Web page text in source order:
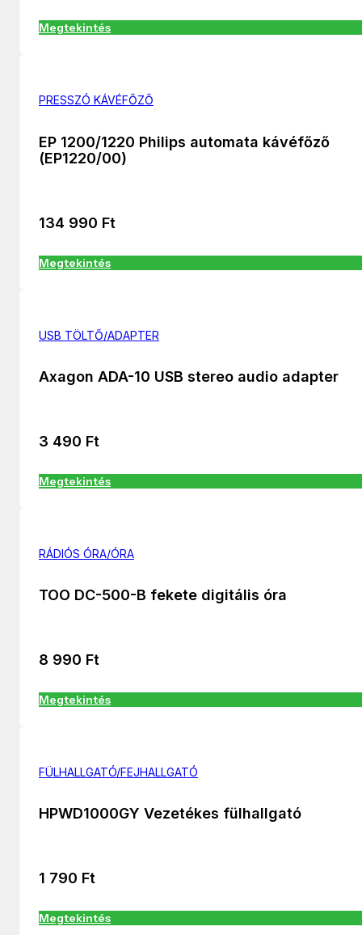
Megtekintés
PRESSZÓ KÁVÉFŐZŐ
EP 1200/1220 Philips automata kávéfőző
(EP1220/00)
134 990 Ft
Megtekintés
USB TÖLTŐ/ADAPTER
Axagon ADA-10 USB stereo audio adapter
3 490 Ft
Megtekintés
RÁDIÓS ÓRA/ÓRA
TOO DC-500-B fekete digitális óra
8 990 Ft
Megtekintés
FÜLHALLGATÓ/FEJHALLGATÓ
HPWD1000GY Vezetékes fülhallgató
1 790 Ft
Megtekintés